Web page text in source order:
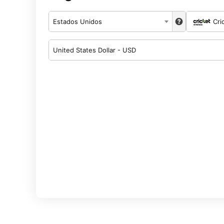
Estados Unidos
United States Dollar - USD